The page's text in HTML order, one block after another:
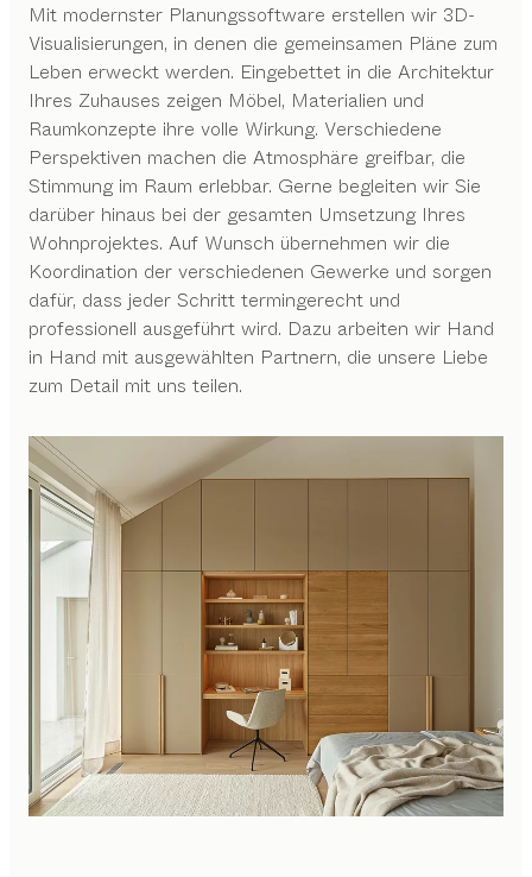
Mit modernster Planungssoftware erstellen wir 3D-
Visualisierungen, in denen die gemeinsamen Pläne zum
Leben erweckt werden. Eingebettet in die Architektur
Ihres Zuhauses zeigen Möbel, Materialien und
Raumkonzepte ihre volle Wirkung. Verschiedene
Perspektiven machen die Atmosphäre greifbar, die
Stimmung im Raum erlebbar. Gerne begleiten wir Sie
darüber hinaus bei der gesamten Umsetzung Ihres
Wohnprojektes. Auf Wunsch übernehmen wir die
Koordination der verschiedenen Gewerke und sorgen
dafür, dass jeder Schritt termingerecht und
professionell ausgeführt wird. Dazu arbeiten wir Hand
in Hand mit ausgewählten Partnern, die unsere Liebe
zum Detail mit uns teilen.